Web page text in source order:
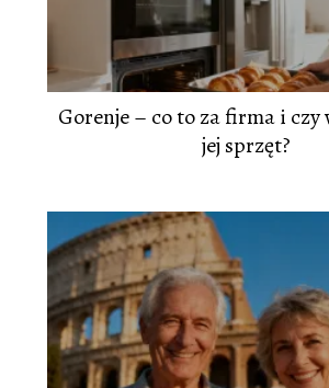
Gorenje – co to za firma i
jej sprzęt?